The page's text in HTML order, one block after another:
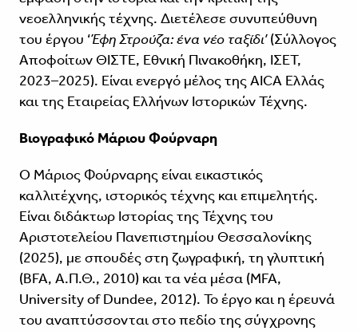
νεοελληνικής τέχνης. Διετέλεσε συνυπεύθυνη
του έργου ‘Έφη Στρούζα: ένα νέο ταξίδι’(Σύλλογος
Αποφοίτων ΘΙΣΤΕ, Εθνική Πινακοθήκη, ΙΣΕΤ,
2023–2025). Είναι ενεργό μέλος της AICA Ελλάς
και της Εταιρείας Ελλήνων Ιστορικών Τέχνης.
Βιογραφικό Μάριου Φούρναρη
Ο Μάριος Φούρναρης είναι εικαστικός
καλλιτέχνης, ιστορικός τέχνης και επιμελητής.
Είναι διδάκτωρ Ιστορίας της Τέχνης του
Αριστοτελείου Πανεπιστημίου Θεσσαλονίκης
(2025), με σπουδές στη ζωγραφική, τη γλυπτική
(BFA, Α.Π.Θ., 2010) και τα νέα μέσα (MFA,
University of Dundee, 2012). Το έργο και η έρευνά
του αναπτύσσονται στο πεδίο της σύγχρονης